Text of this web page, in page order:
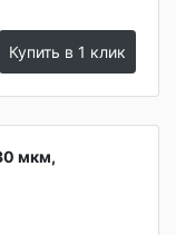
Купить в 1 клик
мкм,